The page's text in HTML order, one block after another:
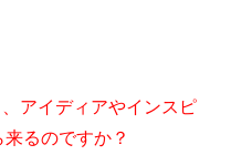
アイディアやインスピ
来るのですか？